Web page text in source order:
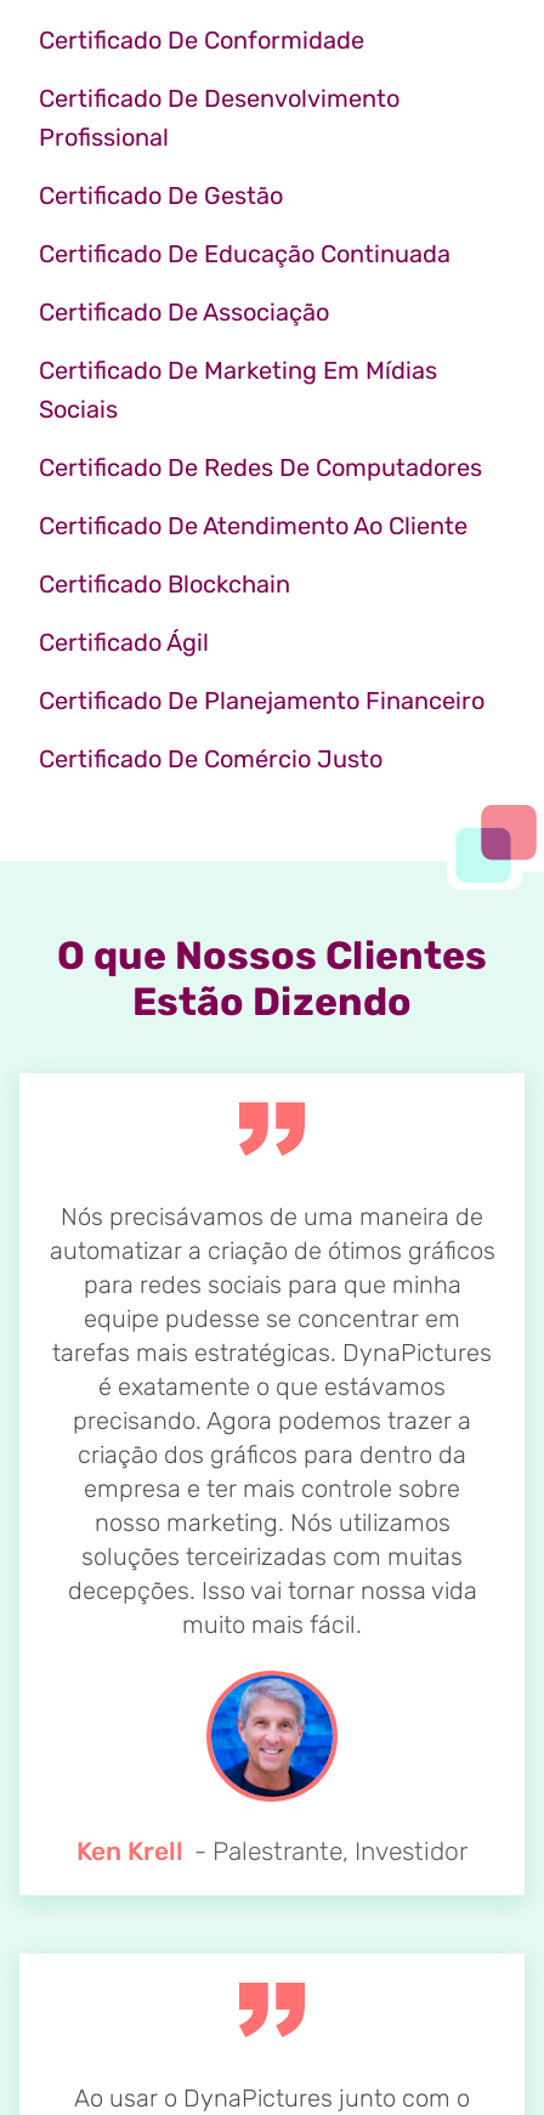
Certificado De Conformidade
Certificado De Desenvolvimento
Profissional
Certificado De Gestão
Certificado De Educação Continuada
Certificado De Associação
Certificado De Marketing Em Mídias
Sociais
Certificado De Redes De Computadores
Certificado De Atendimento Ao Cliente
Certificado Blockchain
Certificado Ágil
Certificado De Planejamento Financeiro
Certificado De Comércio Justo
O que Nossos Clientes
Estão Dizendo
Nós precisávamos de uma maneira de
automatizar a criação de ótimos gráficos
para redes sociais para que minha
equipe pudesse se concentrar em
tarefas mais estratégicas. DynaPictures
é exatamente o que estávamos
precisando. Agora podemos trazer a
criação dos gráficos para dentro da
empresa e ter mais controle sobre
nosso marketing. Nós utilizamos
soluções terceirizadas com muitas
decepções. Isso vai tornar nossa vida
muito mais fácil.
Ken Krell - Palestrante, Investidor
Ao usar o DynaPictures junto com o